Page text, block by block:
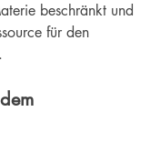
beschränkt und
für den